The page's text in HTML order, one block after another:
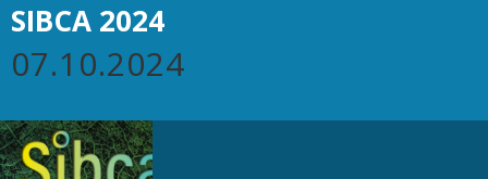
SIBCA 2024
07.10.2024